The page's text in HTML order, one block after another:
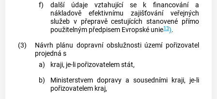
f)
další údaje vztahující se k financování a
nákladově efektivnímu zajišťování veřejných
služeb v přepravě cestujících stanovené přímo
použitelným předpisem Evropské unie13).
(3)
Návrh plánudopravní obslužnostiúzemí pořizovatel
projedná s
a)
kraji, je-li pořizovatelem stát,
b)
Ministerstvem dopravy a sousedními kraji, je-li
pořizovatelem kraj,